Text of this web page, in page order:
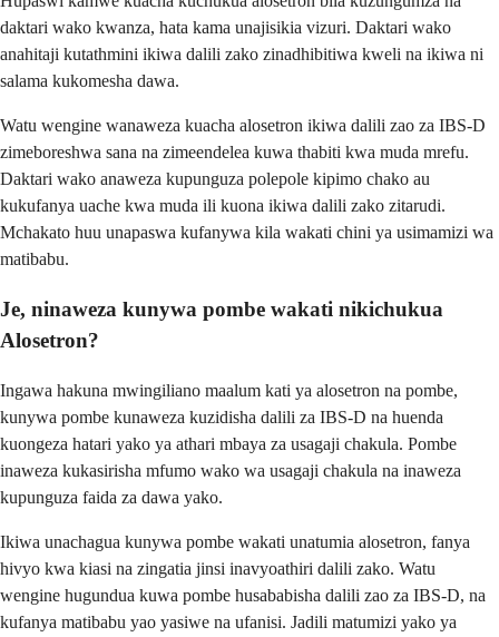
daktari wako kwanza, hata kama unajisikia vizuri. Daktari wako
anahitaji kutathmini ikiwa dalili zako zinadhibitiwa kweli na ikiwa ni
salama kukomesha dawa.
Watu wengine wanaweza kuacha alosetron ikiwa dalili zao za IBS-D
zimeboreshwa sana na zimeendelea kuwa thabiti kwa muda mrefu.
Daktari wako anaweza kupunguza polepole kipimo chako au
kukufanya uache kwa muda ili kuona ikiwa dalili zako zitarudi.
Mchakato huu unapaswa kufanywa kila wakati chini ya usimamizi wa
matibabu.
Je, ninaweza kunywa pombe wakati nikichukua
Alosetron?
Ingawa hakuna mwingiliano maalum kati ya alosetron na pombe,
kunywa pombe kunaweza kuzidisha dalili za IBS-D na huenda
kuongeza hatari yako ya athari mbaya za usagaji chakula. Pombe
inaweza kukasirisha mfumo wako wa usagaji chakula na inaweza
kupunguza faida za dawa yako.
Ikiwa unachagua kunywa pombe wakati unatumia alosetron, fanya
hivyo kwa kiasi na zingatia jinsi inavyoathiri dalili zako. Watu
wengine hugundua kuwa pombe husababisha dalili zao za IBS-D, na
kufanya matibabu yao yasiwe na ufanisi. Jadili matumizi yako ya